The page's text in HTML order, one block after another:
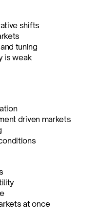
shifts
tuning
is weak
driven markets
at once